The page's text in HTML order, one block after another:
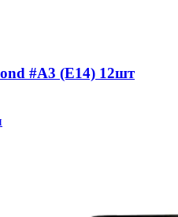
#A3 (E14) 12шт